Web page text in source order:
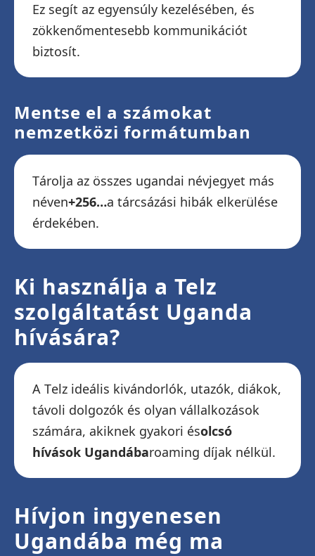
Ez segít az egyensúly kezelésében, és
zökkenőmentesebb kommunikációt
biztosít.
Mentse el a számokat
nemzetközi formátumban
Tárolja az összes ugandai névjegyet más
néven+256…a tárcsázási hibák elkerülése
érdekében.
Ki használja a Telz
szolgáltatást Uganda
hívására?
A Telz ideális kivándorlók, utazók, diákok,
távoli dolgozók és olyan vállalkozások
számára, akiknek gyakori ésolcsó
hívások Ugandábaroaming díjak nélkül.
Hívjon ingyenesen
Ugandába még ma